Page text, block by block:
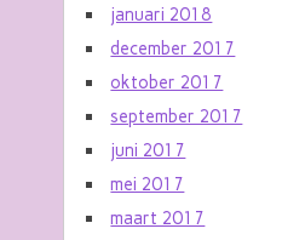
januari 2018
december 2017
oktober 2017
september 2017
juni 2017
mei 2017
maart 2017